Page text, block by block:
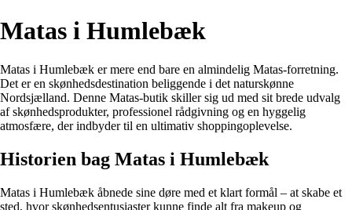
Matas i Humlebæk
Matas i Humlebæk er mere end bare en almindelig Matas-forretning.
Det er en skønhedsdestination beliggende i det naturskønne
Nordsjælland. Denne Matas-butik skiller sig ud med sit brede udvalg
af skønhedsprodukter, professionel rådgivning og en hyggelig
atmosfære, der indbyder til en ultimativ shoppingoplevelse.
Historien bag Matas i Humlebæk
Matas i Humlebæk åbnede sine døre med et klart formål – at skabe et
sted, hvor skønhedsentusiaster kunne finde alt fra makeup og